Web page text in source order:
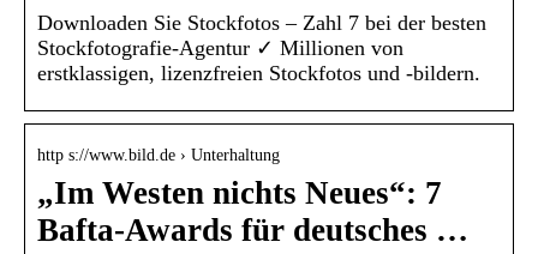
Downloaden Sie Stockfotos – Zahl 7 bei der besten
Stockfotografie-Agentur ✓ Millionen von
erstklassigen, lizenzfreien Stockfotos und -bildern.
http s://www.bild.de › Unterhaltung
„Im Westen nichts Neues“: 7
Bafta-Awards für deutsches …